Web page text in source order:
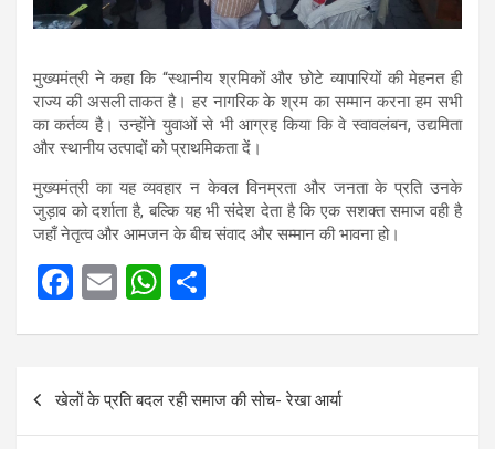
मुख्यमंत्री ने कहा कि “स्थानीय श्रमिकों और छोटे व्यापारियों की मेहनत ही
राज्य की असली ताकत है। हर नागरिक के श्रम का सम्मान करना हम सभी
का कर्तव्य है। उन्होंने युवाओं से भी आग्रह किया कि वे स्वावलंबन, उद्यमिता
और स्थानीय उत्पादों को प्राथमिकता दें।
मुख्यमंत्री का यह व्यवहार न केवल विनम्रता और जनता के प्रति उनके
जुड़ाव को दर्शाता है, बल्कि यह भी संदेश देता है कि एक सशक्त समाज वही है
जहाँ नेतृत्व और आमजन के बीच संवाद और सम्मान की भावना हो।
F
b
o
E
W
s
A
e
Post
navigation
खेलों के प्रति बदल रही समाज की सोच- रेखा आर्या